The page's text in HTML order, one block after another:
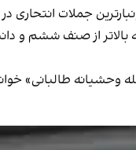
جملات انتحاری در
از صنف ششم و